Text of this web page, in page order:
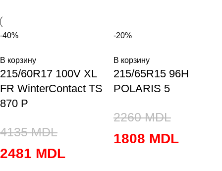
-40%
В корзину
215/60R17 100V XL
FR WinterContact TS
870 P
4135MDL
2481 MDL
-20%
В корзину
215/65R15 96H
POLARIS 5
2260MDL
1808 MDL